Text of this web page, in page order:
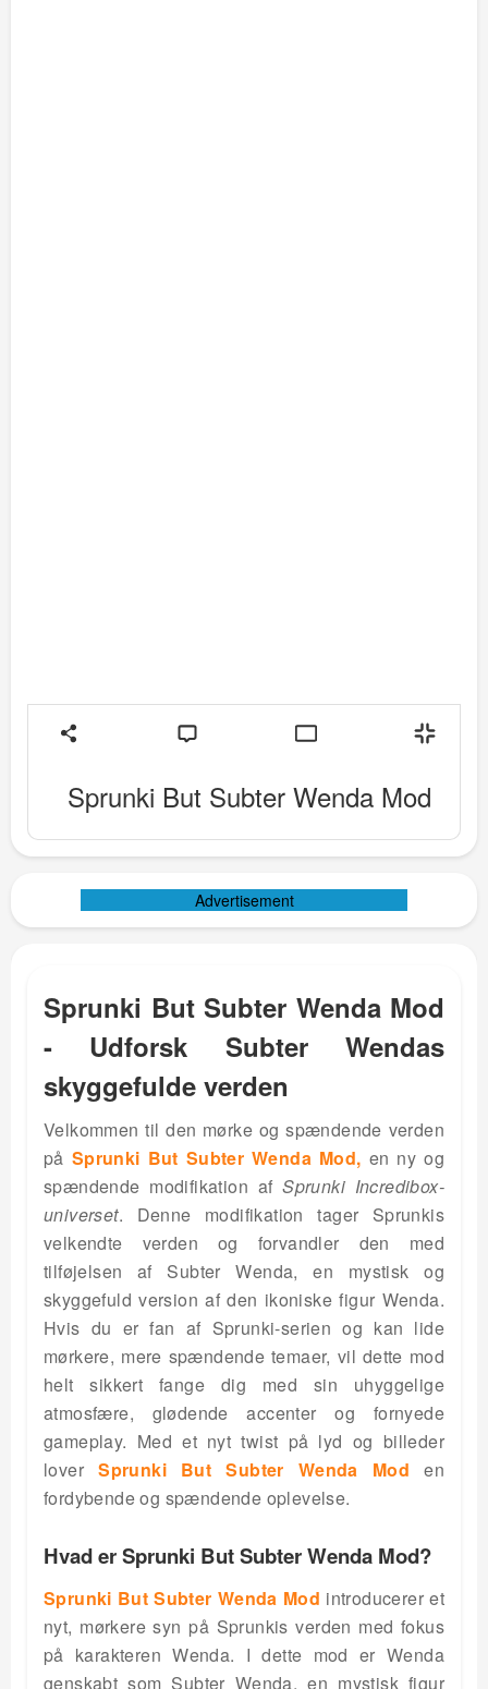
Sprunki But Subter Wenda Mod
Advertisement
Sprunki But Subter Wenda Mod
- Udforsk Subter Wendas
skyggefulde verden
Velkommen til den mørke og spændende verden
på Sprunki But Subter Wenda Mod, en ny og
spændende modifikation afSprunki Incredibox-
universet. Denne modifikation tager Sprunkis
velkendte verden og forvandler den med
tilføjelsen af Subter Wenda, en mystisk og
skyggefuld version af den ikoniske figur Wenda.
Hvis du er fan af Sprunki-serien og kan lide
mørkere, mere spændende temaer, vil dette mod
helt sikkert fange dig med sin uhyggelige
atmosfære, glødende accenter og fornyede
gameplay. Med et nyt twist på lyd og billeder
loverSprunki But Subter Wenda Mod en
fordybende og spændende oplevelse.
Hvad er Sprunki But Subter Wenda Mod?
Sprunki But Subter Wenda Mod introducerer et
nyt, mørkere syn på Sprunkis verden med fokus
på karakteren Wenda. I dette mod er Wenda
genskabt som Subter Wenda, en mystisk figur